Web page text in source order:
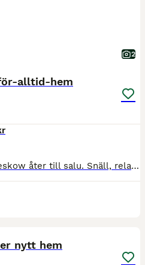
2
alltid-hem
Pga av oseriös köpare är Beskow åter till salu. Snäll, relativt okomplicerad kille säljes som sällskap. Han är van att gå med olika typer av hästar (har gått mycket med unghästar där han fungerat som
nytt hem